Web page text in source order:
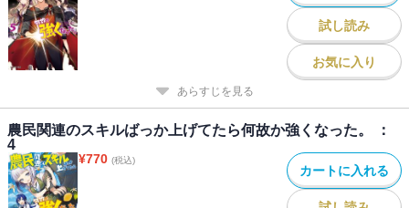
試し読み
お気に入り
あらすじを見る
農民関連のスキルばっか上げてたら何故か強くなった。 ：
4
¥770 (税込)
カートに入れる